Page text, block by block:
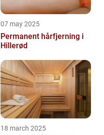
07 may 2025
Permanent hårfjerning i
Hillerød
18 march 2025